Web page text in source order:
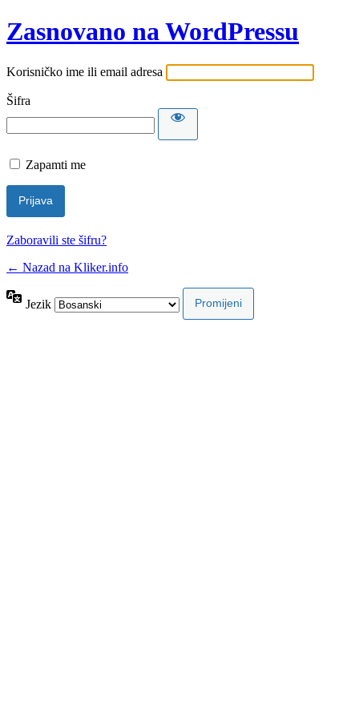
Zasnovano na WordPressu
Korisničko ime ili email adresa
Šifra
Zapamti me
Zaboravili ste šifru?
← Nazad na Kliker.info
Jezik